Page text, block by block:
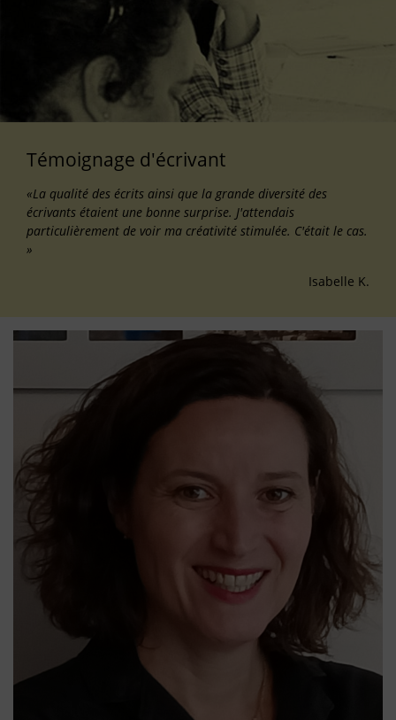
Témoignage d'écrivant
«La qualité des écrits ainsi que la grande diversité des
écrivants étaient une bonne surprise. J'attendais
particulièrement de voir ma créativité stimulée. C'était le cas.
»
Isabelle K.